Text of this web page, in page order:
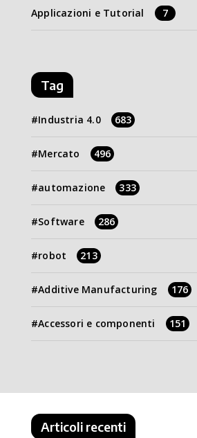
Applicazioni e Tutorial 7
Tag
Industria 4.0 683
Mercato 496
automazione 333
Software 286
robot 213
Additive Manufacturing 176
Accessori e componenti 151
Articoli recenti